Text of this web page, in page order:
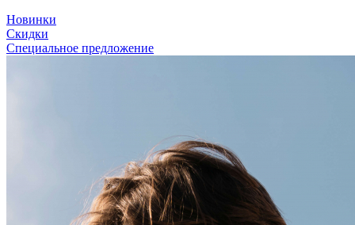
Новинки
Скидки
Специальное предложение